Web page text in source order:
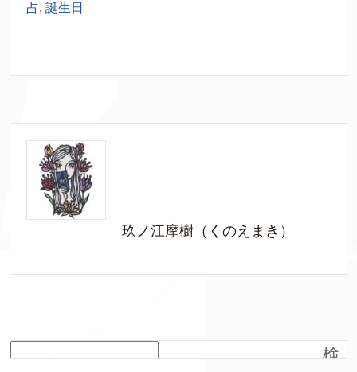
占, 誕生日
玖ノ江摩樹（くのえまき）
検